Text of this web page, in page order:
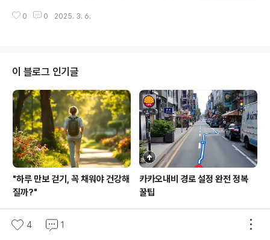
어요. 증상을 방치하거나 잘못된 생활 습관을 유지하면 병
코스 추천태국 불교 문화, 이것만은 알고 가자태국 사원 자
원을 방문한다면, 태국 불교 문화와 전통을 자연스럽게 경
험할 수 있답니다. ⛩️ 방콕, 치앙마이, 아유타야 등 지역마
다 독특한 사원이 자리하고 있어요. 태국의 대표적인 사원
과 방문 시 유용한 팁을 정리했으니, 여행 계획할 때 참고해
보세요! 🏯 📌 계속해서 태국에서 꼭 방문해야 할 대표 사
원을 소개할게요!..
0 0 2025. 3. 6.
이 블로그 인기글
"하루 만보 걷기, 꼭 채워야 건강해
질까?"
카카오내비 경로 설정 완전 정복
꿀팁
4 1